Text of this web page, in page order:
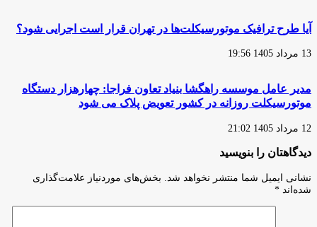
آیا طرح ترافیک موتورسیکلت‌ها در تهران قرار است اجرایی شود؟
13 مرداد 1405 19:56
مدیر عامل موسسه راهگشا بنیاد تعاون فراجا: چهارهزار دستگاه
موتورسیکلت روزانه در کشور تعویض پلاک می شود
12 مرداد 1405 21:02
دیدگاهتان را بنویسید
نشانی ایمیل شما منتشر نخواهد شد.
بخش‌های موردنیاز علامت‌گذاری
شده‌اند *